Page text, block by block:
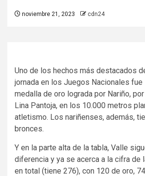
noviembre 21, 2023 cdn24
Uno de los hechos más destacados
jornada en los Juegos Nacionales fue
medalla de oro lograda por Nariño,
Lina Pantoja, en los 10.000 metros
atletismo. Los nariñenses, además,
bronces.
Y en la parte alta de la tabla, Valle
diferencia y ya se acerca a la cifra de
en total (tiene 276), con 120 de oro,